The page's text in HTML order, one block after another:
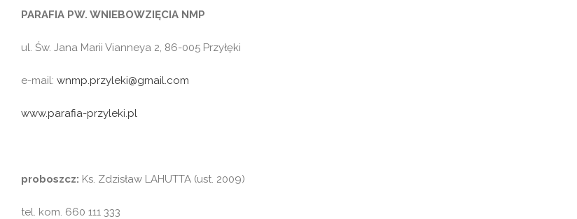
PARAFIA PW. WNIEBOWZIĘCIA NMP
ul. Św. Jana Marii Vianneya 2, 86-005 Przyłęki
e-mail: wnmp.przyleki@gmail.com
www.parafia-przyleki.pl
proboszcz: Ks. Zdzisław LAHUTTA (ust. 2009)
tel. kom. 660 111 333